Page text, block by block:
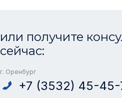
или получите
сейчас:
г. Оренбург
+7 (3532) 45-45-